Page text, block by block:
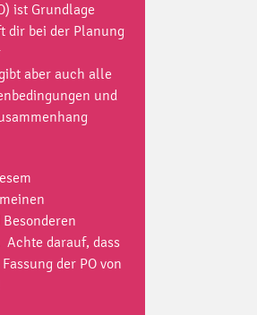
ist Grundlage
dir bei der Planung
aber auch alle
und
darauf, dass
der PO von